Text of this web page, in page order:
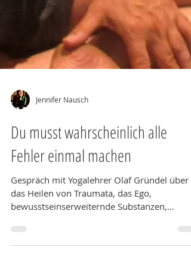
Du musst wahrscheinlich alle
Fehler einmal machen